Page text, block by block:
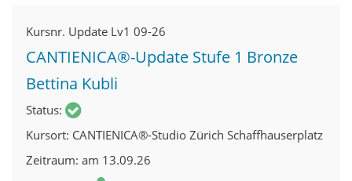
Kursnr. Update Lv1 09-26
CANTIENICA®-Update Stufe 1 Bronze
Bettina Kubli
Status
Kursort CANTIENICA®-Studio Zürich Schaffhauserplatz
Zeitraum am 13.09.26